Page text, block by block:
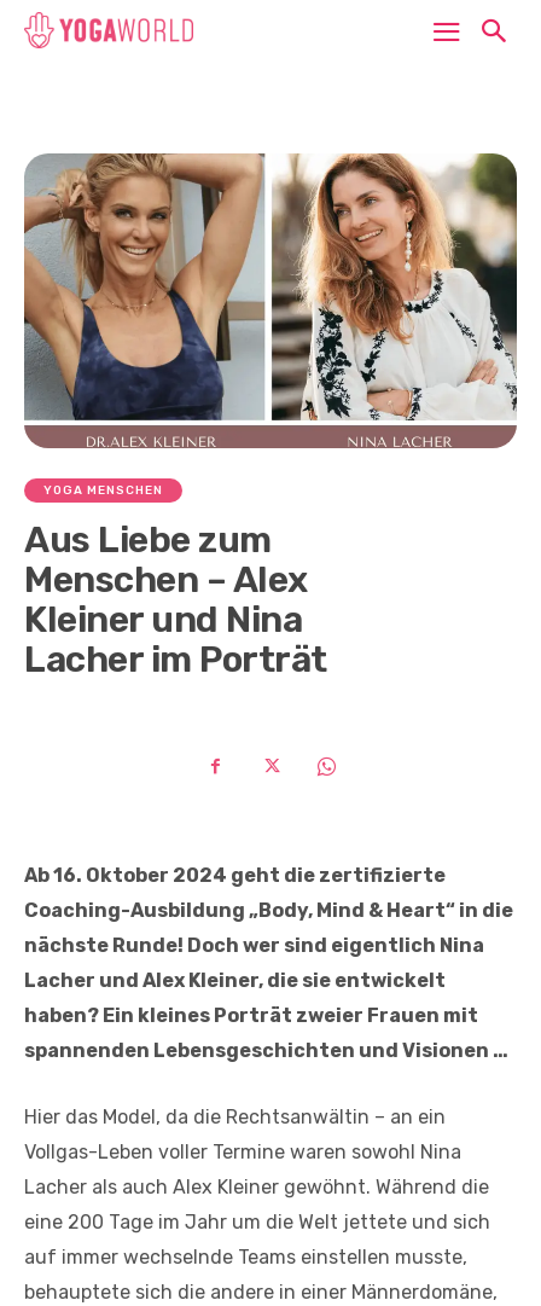
YOGA MENSCHEN
Aus Liebe zum
Menschen – Alex
Kleiner und Nina
Lacher im Porträt
Ab 16. Oktober 2024 geht die zertifizierte
Coaching-Ausbildung „Body, Mind & Heart“ in die
nächste Runde! Doch wer sind eigentlich Nina
Lacher und Alex Kleiner, die sie entwickelt
haben? Ein kleines Porträt zweier Frauen mit
spannenden Lebensgeschichten und Visionen …
Hier das Model, da die Rechtsanwältin – an ein
Vollgas-Leben voller Termine waren sowohl Nina
Lacher als auch Alex Kleiner gewöhnt. Während die
eine 200 Tage im Jahr um die Welt jettete und sich
auf immer wechselnde Teams einstellen musste,
behauptete sich die andere in einer Männerdomäne,